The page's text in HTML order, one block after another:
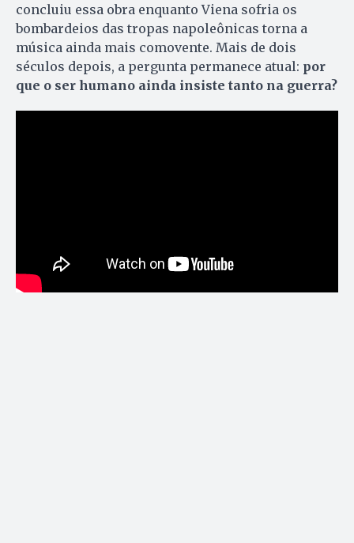
concluiu essa obra enquanto Viena sofria os
bombardeios das tropas napoleônicas torna a
música ainda mais comovente. Mais de dois
séculos depois, a pergunta permanece atual: por
que o ser humano ainda insiste tanto na guerra?